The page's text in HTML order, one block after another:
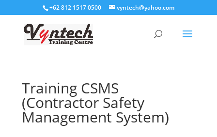
+62 812 1517 0500 vyntech@yahoo.com
Training CSMS
(Contractor Safety
Management System)